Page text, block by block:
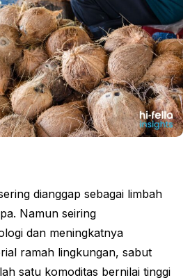
dianggap sebagai limbah
Namun seiring
dan meningkatnya
ramah lingkungan, sabut
satu komoditas bernilai tinggi